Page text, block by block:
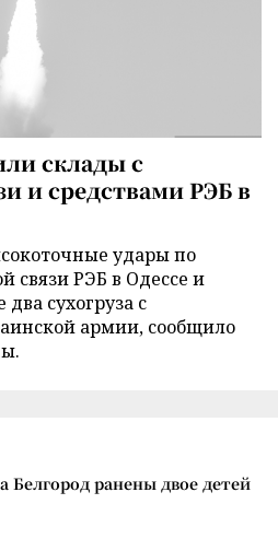
склады с
и средствами РЭБ в
удары по
связи РЭБ в Одессе и
сухогруза с
армии, сообщило
ранены двое детей